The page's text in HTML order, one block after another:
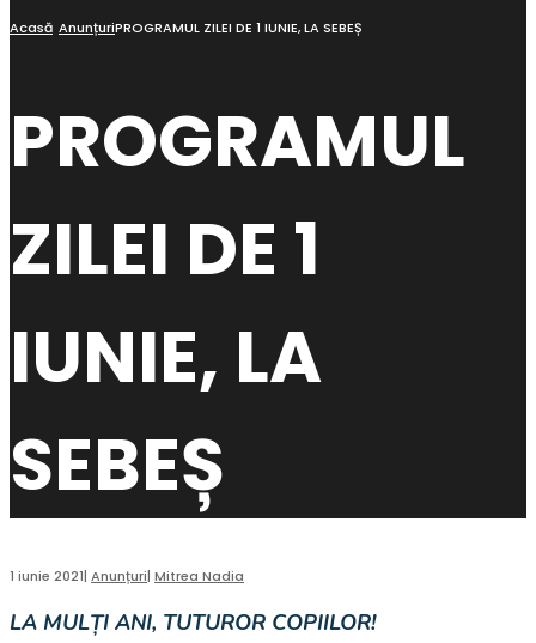
Acasă AnunțuriPROGRAMUL ZILEI DE 1 IUNIE, LA SEBEȘ
PROGRAMUL
ZILEI DE 1
IUNIE, LA
SEBEȘ
1 iunie 2021| Anunțuri| Mitrea Nadia
LA MULȚI ANI, TUTUROR COPIILOR!